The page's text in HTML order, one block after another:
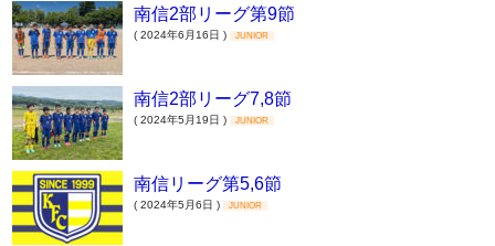
南信2部リーグ第9節
( 2024年6月16日 ) JUNIOR
南信2部リーグ7,8節
( 2024年5月19日 ) JUNIOR
南信リーグ第5,6節
( 2024年5月6日 ) JUNIOR